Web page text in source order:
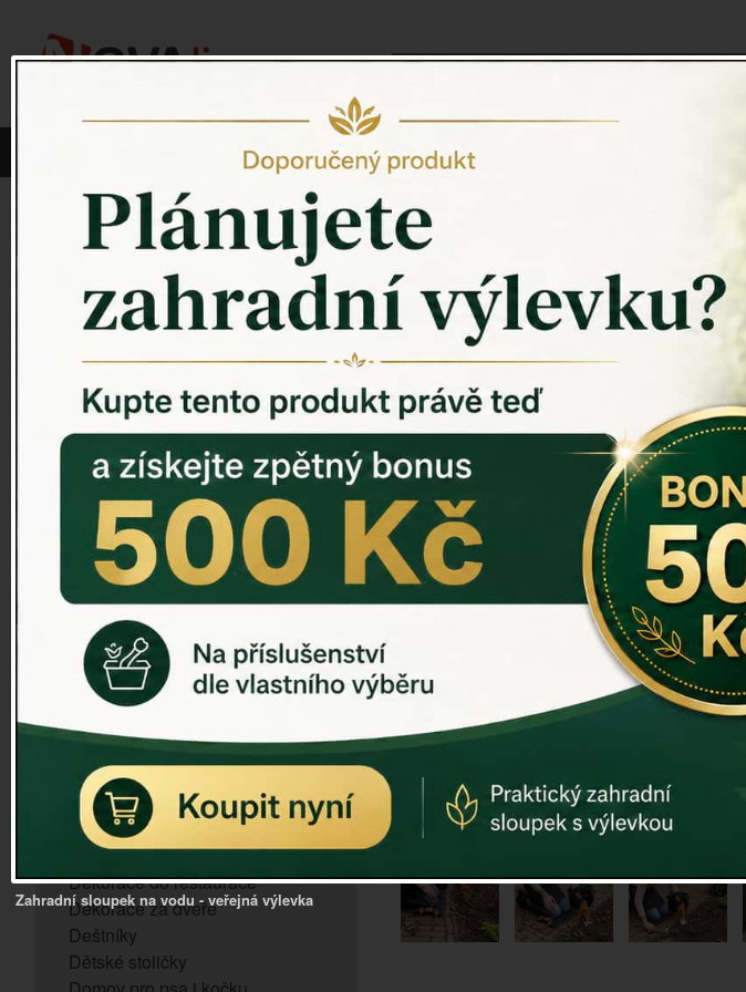
Vyberte si kategorii: NOVINKY
PÍTKO PRO PTÁKY
ZAHRADNÍ SOCHY
ZAHRADNÍ UMYVADLA
PTAČÍ BUDKY
Litinové škrabáky na boty
DEKORACE NA HROB
RETRO KONZOLE
Domovní čísla - litina
DEKORACE NA ZEĎ
ZVONKOHRA
ZVONY A ZVONKY
PTAČÍ KRMÍTKA
SLUNEČNÍ HODINY
Dózy na brambory a zeleninu
VÝPRODEJ - poslední kusy
Andělé, něžné sošky
Aroma lampy
Buddha soška
BUDKY PRO SÝKORKY
Budky pro vrabce
Bytový textil
Dárky pro muže
Dekorace do bytu
Dekorace do restaurace
Dekorace za dveře
Deštníky
Dětské stoličky
Venkovský domov
Zahradní sloupek na vodu - veřejná výlevka